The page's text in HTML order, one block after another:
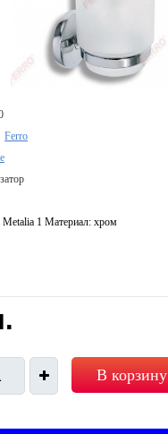
Ferro
1 Материал: хром
В корзину